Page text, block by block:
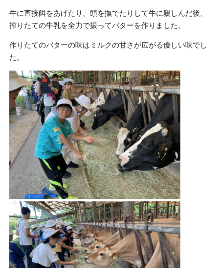
牛に直接餌をあげたり、頭を撫でたりして牛に親しんだ後、
搾りたての牛乳を全力で振ってバターを作りました。
作りたてのバターの味はミルクの甘さが広がる優しい味でし
た。